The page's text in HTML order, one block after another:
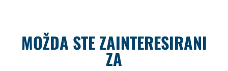
MOŽDA STE ZAINTERESIRANI
ZA